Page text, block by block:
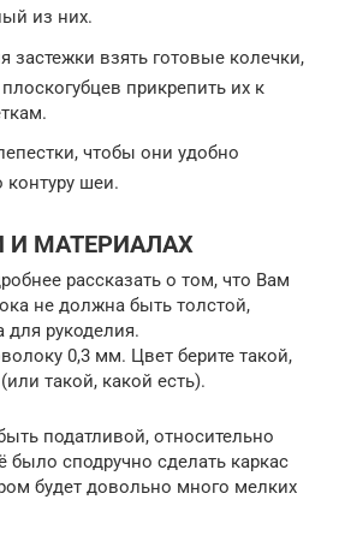
из них.
застежки взять готовые колечки,
прикрепить их к
чтобы они удобно
шеи.
И МАТЕРИАЛАХ
рассказать о том, что Вам
не должна быть толстой,
для рукоделия.
0,3 мм. Цвет берите такой,
такой, какой есть).
податливой, относительно
было сподручно сделать каркас
будет довольно много мелких